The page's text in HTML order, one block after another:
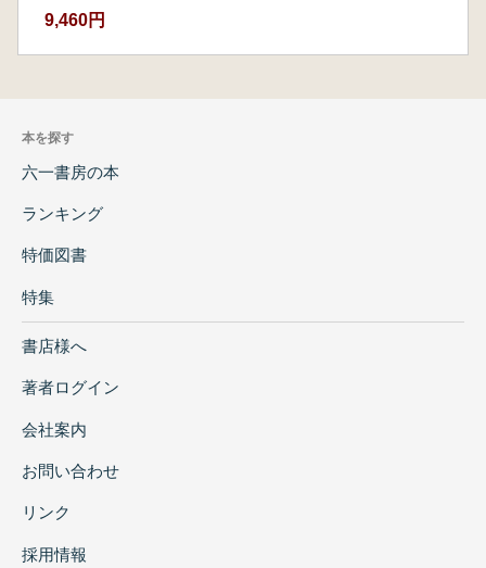
9,460円
本を探す
六一書房の本
ランキング
特価図書
特集
書店様へ
著者ログイン
会社案内
お問い合わせ
リンク
採用情報